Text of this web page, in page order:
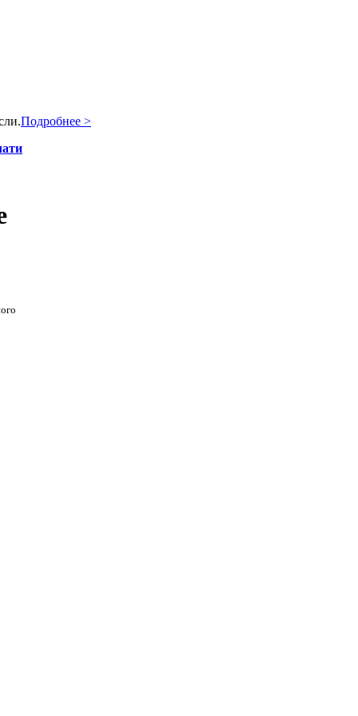
Подробнее >